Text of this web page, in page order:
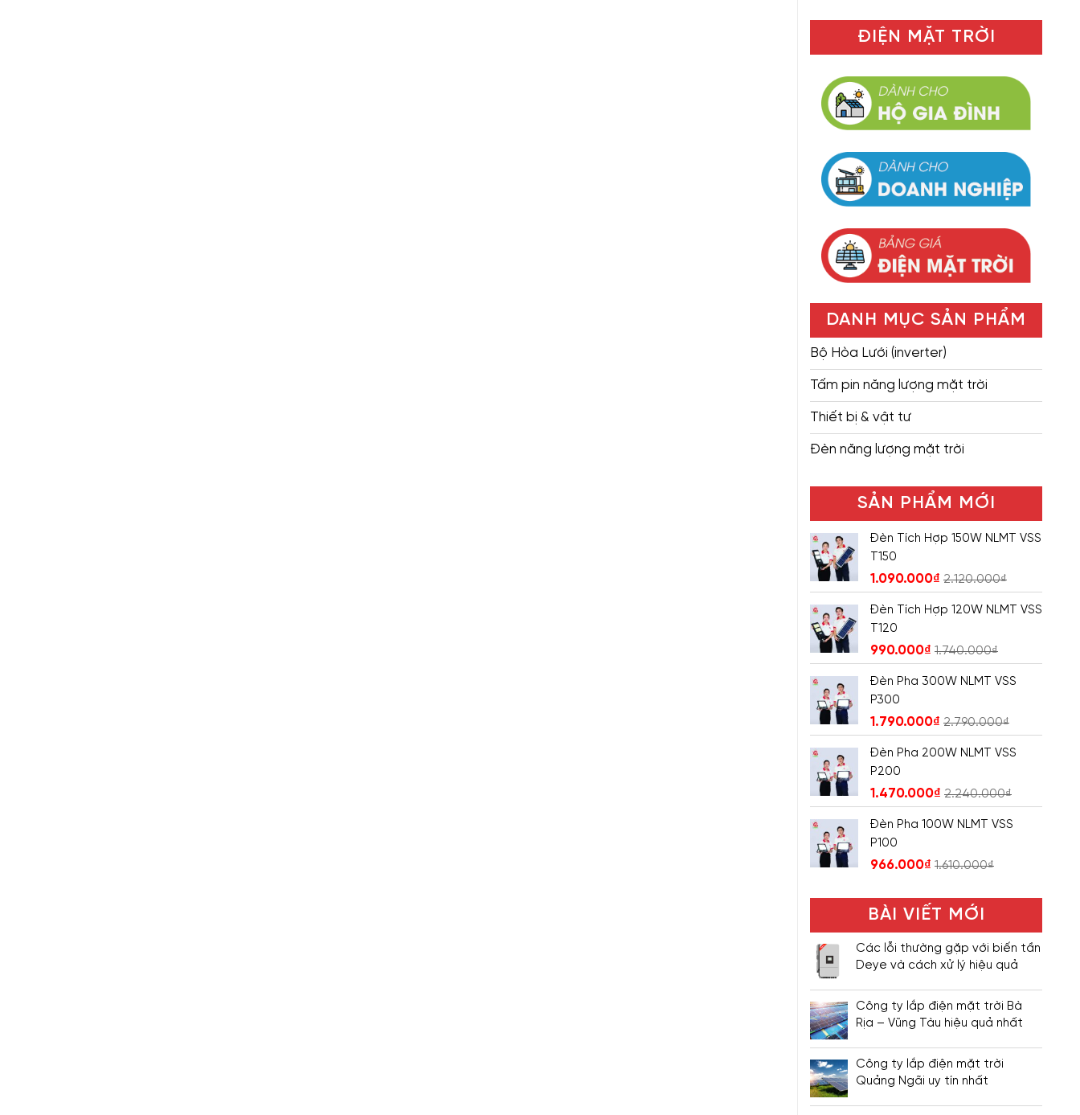
ĐIỆN MẶT TRỜI
DANH MỤC SẢN PHẨM
Bộ Hòa Lưới (inverter)
Tấm pin năng lượng mặt trời
Thiết bị & vật tư
Đèn năng lượng mặt trời
SẢN PHẨM MỚI
Đèn Tích Hợp 150W NLMT VSS
T150
1.090.000₫ 2.120.000₫
Đèn Tích Hợp 120W NLMT VSS
T120
990.000₫ 1.740.000₫
Đèn Pha 300W NLMT VSS
P300
1.790.000₫ 2.790.000₫
Đèn Pha 200W NLMT VSS
P200
1.470.000₫ 2.240.000₫
Đèn Pha 100W NLMT VSS
P100
966.000₫ 1.610.000₫
BÀI VIẾT MỚI
Các lỗi thường gặp với biến tần
Deye và cách xử lý hiệu quả
Công ty lắp điện mặt trời Bà
Rịa – Vũng Tàu hiệu quả nhất
Công ty lắp điện mặt trời
Quảng Ngãi uy tín nhất